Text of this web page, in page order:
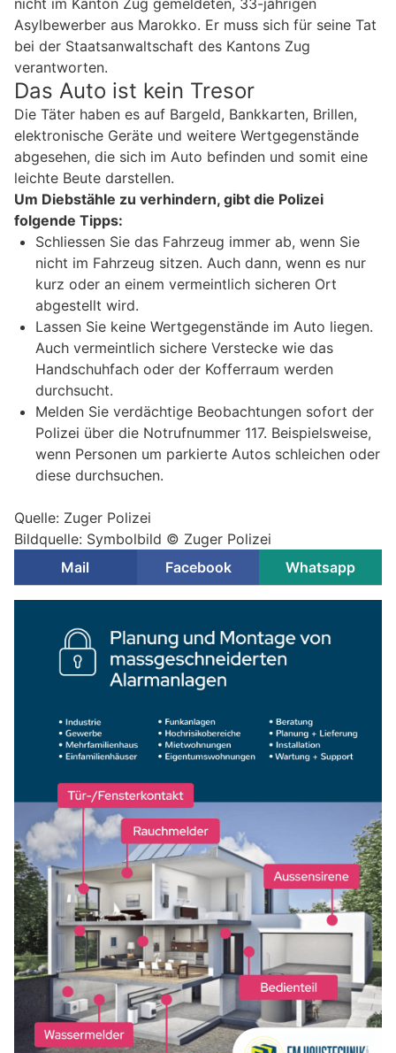
nicht im Kanton Zug gemeldeten, 33-jährigen
Asylbewerber aus Marokko. Er muss sich für seine Tat
bei der Staatsanwaltschaft des Kantons Zug
verantworten.
Das Auto ist kein Tresor
Die Täter haben es auf Bargeld, Bankkarten, Brillen,
elektronische Geräte und weitere Wertgegenstände
abgesehen, die sich im Auto befinden und somit eine
leichte Beute darstellen.
Um Diebstähle zu verhindern, gibt die Polizei
folgende Tipps:
Schliessen Sie das Fahrzeug immer ab, wenn Sie
nicht im Fahrzeug sitzen. Auch dann, wenn es nur
kurz oder an einem vermeintlich sicheren Ort
abgestellt wird.
Lassen Sie keine Wertgegenstände im Auto liegen.
Auch vermeintlich sichere Verstecke wie das
Handschuhfach oder der Kofferraum werden
durchsucht.
Melden Sie verdächtige Beobachtungen sofort der
Polizei über die Notrufnummer 117. Beispielsweise,
wenn Personen um parkierte Autos schleichen oder
diese durchsuchen.
Quelle: Zuger Polizei
Bildquelle: Symbolbild © Zuger Polizei
Mail
Facebook Whatsapp